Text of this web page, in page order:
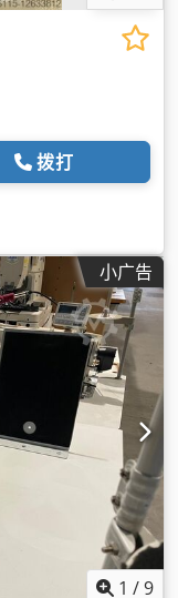
拨打
小广告
1 /9